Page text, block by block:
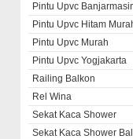
Pintu Upvc
Pintu Upvc Hitam
Pintu Upvc Murah
Pintu Upvc Yogjakarta
Railing Balkon
Rel Wina
Sekat Kaca Shower
Sekat Kaca Shower